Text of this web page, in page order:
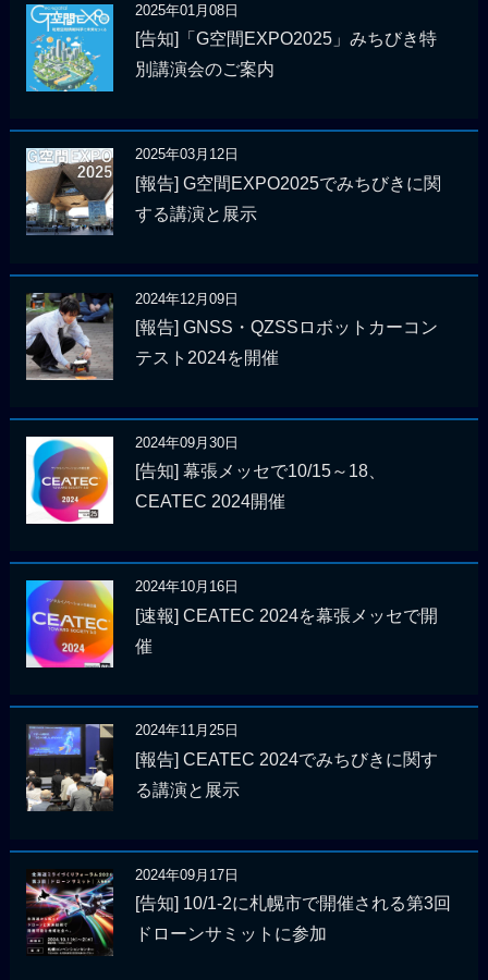
2025年01月08日
[告知]「G空間EXPO2025」みちびき特
別講演会のご案内
2025年03月12日
[報告] G空間EXPO2025でみちびきに関
する講演と展示
2024年12月09日
[報告] GNSS・QZSSロボットカーコン
テスト2024を開催
2024年09月30日
[告知] 幕張メッセで10/15～18、
CEATEC 2024開催
2024年10月16日
[速報] CEATEC 2024を幕張メッセで開
催
2024年11月25日
[報告] CEATEC 2024でみちびきに関す
る講演と展示
2024年09月17日
[告知] 10/1-2に札幌市で開催される第3回
ドローンサミットに参加